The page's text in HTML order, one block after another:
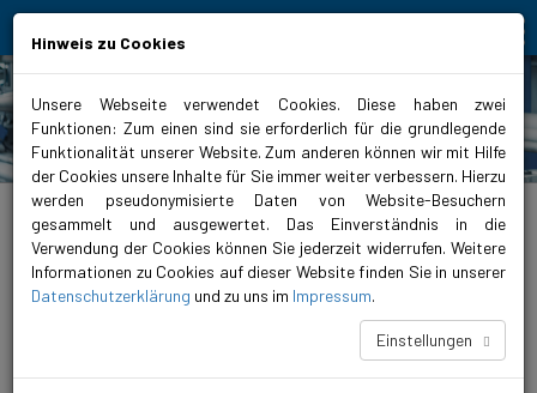
Produkte
biral.ch > Produktsortiment > Abwasserentsorgung > Fertigpumpstationen > FPS
FPS 1500 2.00
FPS 1500 2.00
Mit der FPS 1500 Twin entsteht die Möglichkeit zur
Doppelpumpenanlage. Damit können die Pumpen in
Zusammenarbeit mit der Biral Steuerung im redundanten
Betrieb laufen oder dem Anwender zur nötigen
Hinweis zu Cookies
Unsere Webseite verwendet Cookies. Diese haben zwei
Funktionen: Zum einen sind sie erforderlich für die grundlegende
Funktionalität unserer Website. Zum anderen können wir mit Hilfe
der Cookies unsere Inhalte für Sie immer weiter verbessern. Hierzu
werden pseudonymisierte Daten von Website-Besuchern
gesammelt und ausgewertet. Das Einverständnis in die
Verwendung der Cookies können Sie jederzeit widerrufen. Weitere
Informationen zu Cookies auf dieser Website finden Sie in unserer
Datenschutzerklärung und zu uns im Impressum.
Einstellungen